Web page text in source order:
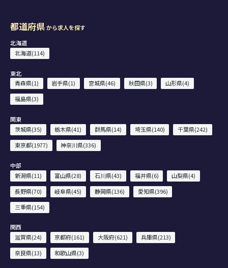
都道府県から求人を探す
北海道
北海道(114)
東北
青森県(1)
岩手県(1) 宮城県(46) 秋田県(3)
山形県(4)
福島県(3)
関東
茨城県(35)
栃木県(41) 群馬県(14) 埼玉県(140)
千葉県(242)
東京都(1977)
神奈川県(336)
中部
新潟県(11)
富山県(28) 石川県(43) 福井県(6)
山梨県(4)
長野県(70)
岐阜県(45) 静岡県(136)
愛知県(396)
三重県(154)
関西
滋賀県(24)
京都府(161) 大阪府(621)
兵庫県(213)
奈良県(13)
和歌山県(3)